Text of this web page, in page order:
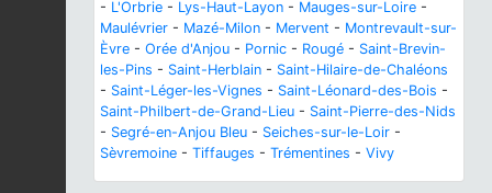
- L'Orbrie - Lys-Haut-Layon - Mauges-sur-Loire -
Maulévrier - Mazé-Milon - Mervent - Montrevault-sur-
Èvre - Orée d'Anjou - Pornic - Rougé - Saint-Brevin-
les-Pins - Saint-Herblain - Saint-Hilaire-de-Chaléons
- Saint-Léger-les-Vignes - Saint-Léonard-des-Bois -
Saint-Philbert-de-Grand-Lieu - Saint-Pierre-des-Nids
- Segré-en-Anjou Bleu - Seiches-sur-le-Loir -
Sèvremoine - Tiffauges - Trémentines - Vivy